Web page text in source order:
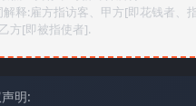
解释:雇方指访客、甲方[即花钱者、
方[即被指使者].
明: